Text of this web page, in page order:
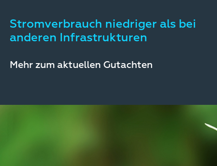
Stromverbrauch niedriger als bei
anderen Infrastrukturen
Mehr zum aktuellen Gutachten